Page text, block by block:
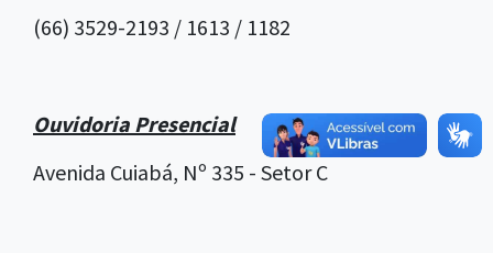
(66) 3529-2193 / 1613 / 1182
Ouvidoria Presencial
Avenida Cuiabá, Nº 335 - Setor C